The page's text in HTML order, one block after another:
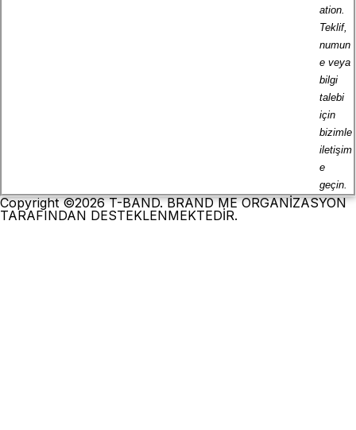
ation.
Teklif,
numun
e veya
bilgi
talebi
için
bizimle
iletişim
e
geçin.
Copyright ©2026 T-BAND. BRAND ME ORGANİZASYON
TARAFINDAN DESTEKLENMEKTEDİR.